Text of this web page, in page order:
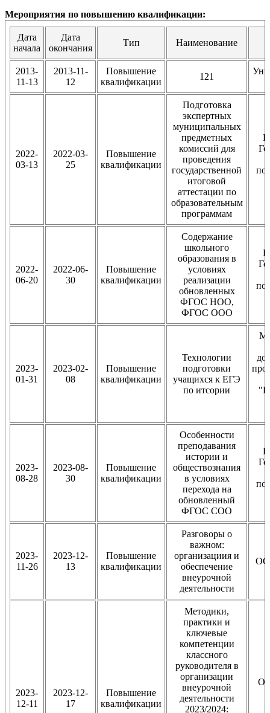
Мероприятия по повышению квалификации:
Дата
начала
Дата
окончания
Тип Наименование
2013-
11-13
2013-11-
12
Повышение
квалификации
121
2022-
03-13
2022-03-
25
Повышение
квалификации
Подготовка
экспертных
муниципальных
предметных
комиссий для
проведения
государственной
итоговой
аттестации по
образовательным
программам
2022-
06-20
2022-06-
30
Повышение
квалификации
Содержание
школьного
образования в
условиях
реализации
обновленных
ФГОС НОО,
ФГОС ООО
2023-
01-31
2023-02-
08
Повышение
квалификации
Технологии
подготовки
учащихся к ЕГЭ
по итсории
2023-
08-28
2023-08-
30
Повышение
квалификации
Особенности
преподавания
истории и
обществознания
в условиях
перехода на
обновленный
ФГОС СОО
2023-
11-26
2023-12-
13
Повышение
квалификации
Разговоры о
важном:
организациия и
обеспечение
внеурочной
деятельности
2023-
12-11
2023-12-
17
Повышение
квалификации
Методики,
практики и
ключевые
компетенции
классного
руководителя в
организации
внеурочной
деятельности
2023/2024: